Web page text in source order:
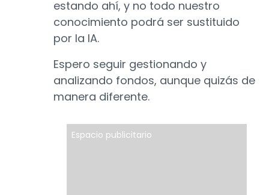
estando ahí, y no todo nuestro
conocimiento podrá ser sustituido
por la IA.
Espero seguir gestionando y
analizando fondos, aunque quizás de
manera diferente.
Espacio publicitario